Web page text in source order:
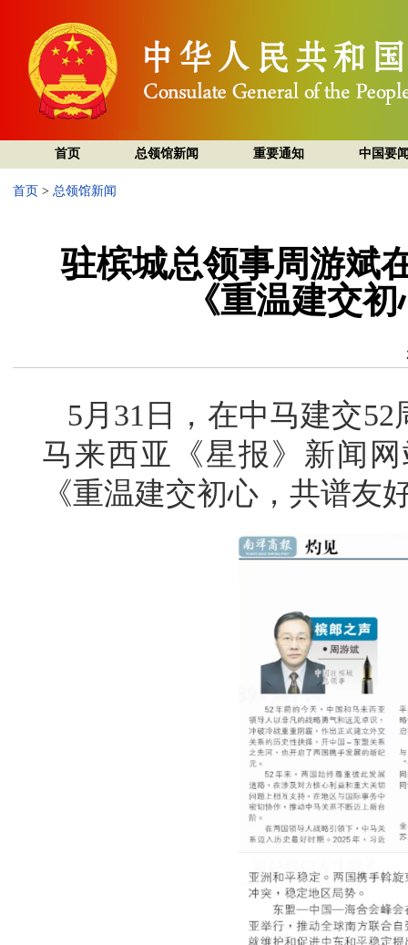
首页 总领馆新闻 重要通知 中国要
首页 > 总领馆新闻
驻槟城总领事周游斌
《重温建交
5月31日，在中马建交
马来西亚《星报》新闻
《重温建交初心，共谱友